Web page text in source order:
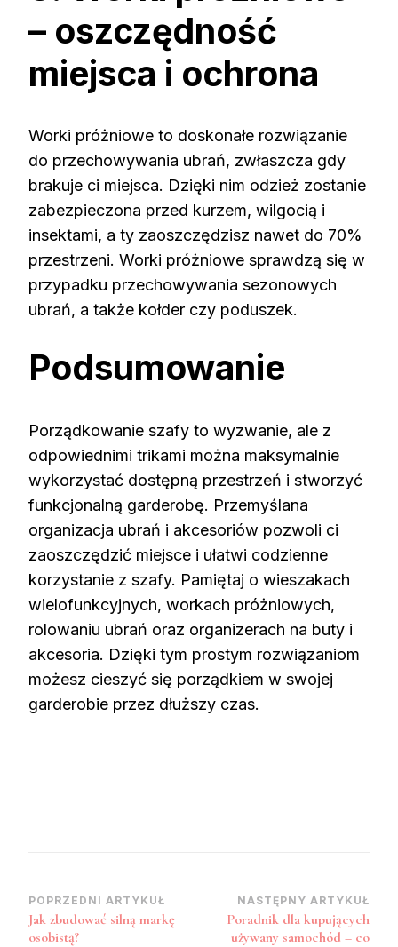
– oszczędność
miejsca i ochrona
Worki próżniowe to doskonałe rozwiązanie
do przechowywania ubrań, zwłaszcza gdy
brakuje ci miejsca. Dzięki nim odzież zostanie
zabezpieczona przed kurzem, wilgocią i
insektami, a ty zaoszczędzisz nawet do 70%
przestrzeni. Worki próżniowe sprawdzą się w
przypadku przechowywania sezonowych
ubrań, a także kołder czy poduszek.
Podsumowanie
Porządkowanie szafy to wyzwanie, ale z
odpowiednimi trikami można maksymalnie
wykorzystać dostępną przestrzeń i stworzyć
funkcjonalną garderobę. Przemyślana
organizacja ubrań i akcesoriów pozwoli ci
zaoszczędzić miejsce i ułatwi codzienne
korzystanie z szafy. Pamiętaj o wieszakach
wielofunkcyjnych, workach próżniowych,
rolowaniu ubrań oraz organizerach na buty i
akcesoria. Dzięki tym prostym rozwiązaniom
możesz cieszyć się porządkiem w swojej
garderobie przez dłuższy czas.
Zobacz
wpisy
POPRZEDNI ARTYKUŁ
Jak zbudować silną markę
osobistą?
NASTĘPNY ARTYKUŁ
Poradnik dla kupujących
używany samochód – co